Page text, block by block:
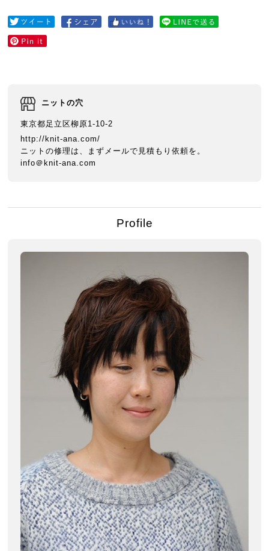
ニットの穴
東京都足立区柳原1-10-2
http://knit-ana.com/
ニットの修理は、まずメールで見積もり依頼を。
info＠knit-ana.com
Profile